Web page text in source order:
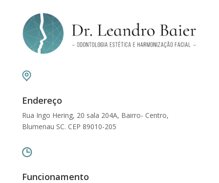
Endereço
Rua Ingo Hering, 20 sala 204A, Bairro- Centro,
Blumenau SC. CEP 89010-205
Funcionamento